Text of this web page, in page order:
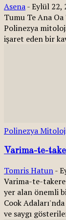
Asena-Eylül 22,
Tumu Te Ana
Polinezya
işaret eden bir
Polinezya
Varima-te-
Tomris Hatun-
Varima-te-
yer alan önemli
Cook
ve saygı